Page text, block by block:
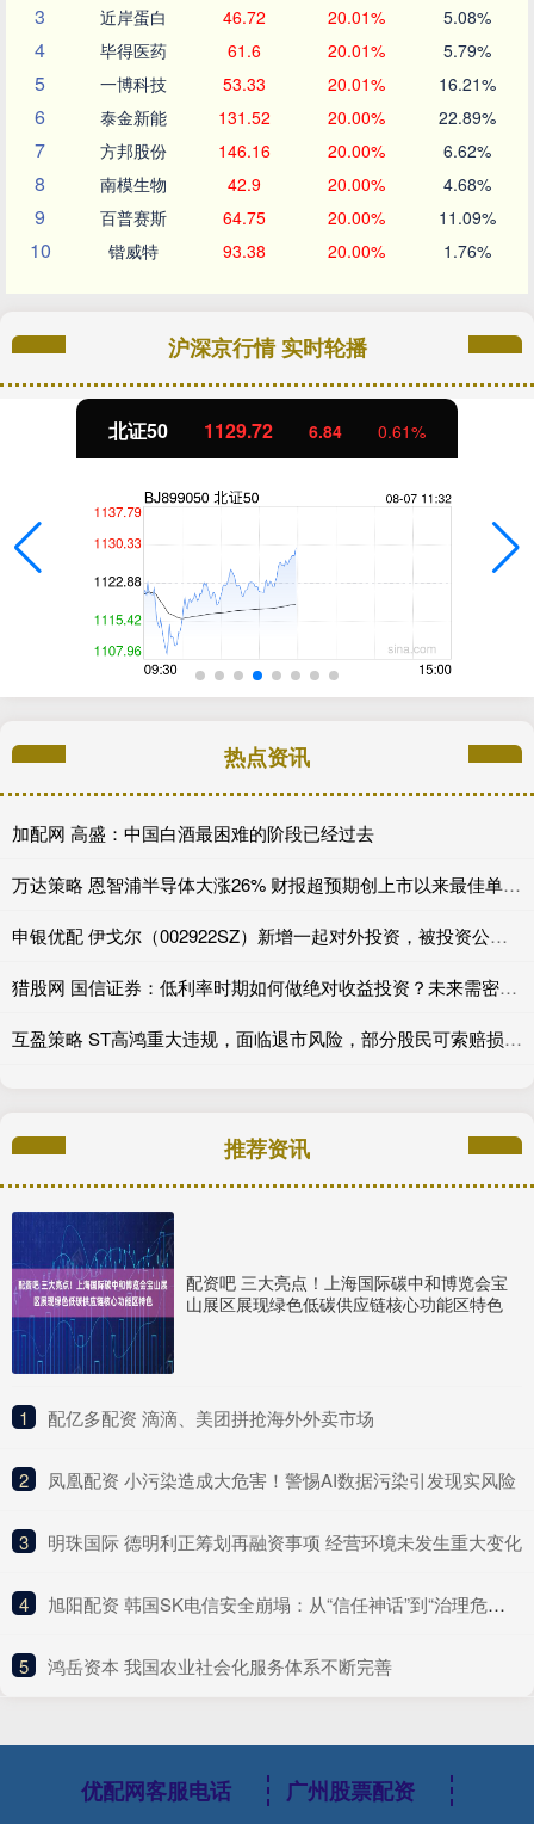
3 近岸蛋白 46.72 20.01% 5.08%
4 毕得医药 61.6 20.01% 5.79%
5 一博科技 53.33 20.01% 16.21%
6 泰金新能 131.52 20.00% 22.89%
7 方邦股份 146.16 20.00% 6.62%
8 南模生物 42.9 20.00% 4.68%
9 百普赛斯 64.75 20.00% 11.09%
10 锴威特 93.38 20.00% 1.76%
沪深京行情 实时轮播
北证50 1129.72 6.84 0.61%
热点资讯
加配网 高盛：中国白酒最困难的阶段已经过去
万达策略 恩智浦半导体大涨26% 财报超预期创上市以来最佳单日表现
申银优配 伊戈尔（002922SZ）新增一起对外投资，被投资公司为江西源点新材料有限公司
猎股网 国信证券：低利率时期如何做绝对收益投资？未来需密切关注AI技术革命对生产率的影响
互盈策略 ST高鸿重大违规，面临退市风险，部分股民可索赔损失！
推荐资讯
配资吧 三大亮点！上海国际碳中和博览会宝
山展区展现绿色低碳供应链核心功能区特色
1 ​配亿多配资 滴滴、美团拼抢海外外卖市场
2 ​凤凰配资 小污染造成大危害！警惕AI数据污染引发现实风险
3 ​明珠国际 德明利正筹划再融资事项 经营环境未发生重大变化
4 ​旭阳配资 韩国SK电信安全崩塌：从“信任神话”到“治理危机”的行业警示
5 ​鸿岳资本 我国农业社会化服务体系不断完善
优配网客服电话 广州股票配资